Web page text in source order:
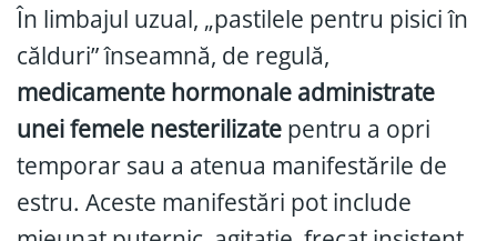
În limbajul uzual, „pastilele pentru pisici în
călduri” înseamnă, de regulă,
medicamente hormonale administrate
unei femele nesterilizate pentru a opri
temporar sau a atenua manifestările de
estru. Aceste manifestări pot include